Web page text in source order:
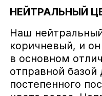
понимать, что разные
разной степенью
и некоторые из них
более
Так, при
теплого и холодного
итоговый оттенок будет
так как холодные тона